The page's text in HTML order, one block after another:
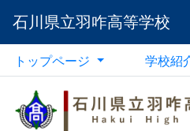
石川県立羽咋高等学校
トップページ 学校紹